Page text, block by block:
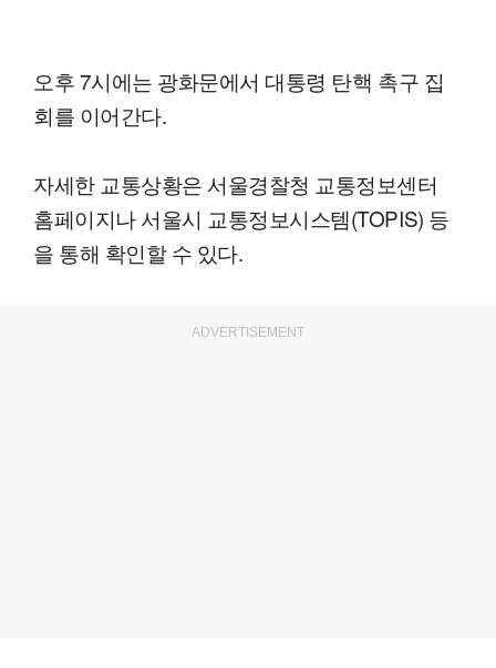
오후 7시에는 광화문에서 대통령 탄핵 촉구 집
회를 이어간다.
자세한 교통상황은 서울경찰청 교통정보센터
홈페이지나 서울시 교통정보시스템(TOPIS) 등
을 통해 확인할 수 있다.
ADVERTISEMENT